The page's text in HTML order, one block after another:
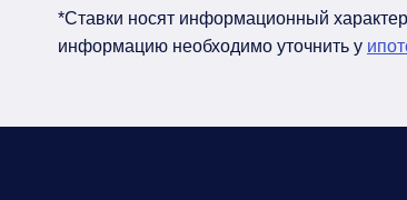
*Ставки носят информационный
информацию необходимо уточнить у